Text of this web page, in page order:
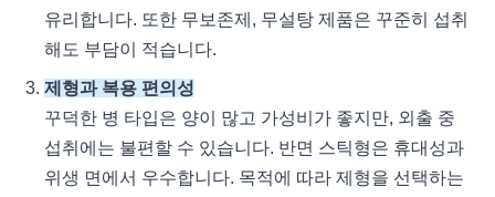
유리합니다. 또한 무보존제, 무설탕 제품은 꾸준히 섭취
해도 부담이 적습니다.
제형과 복용 편의성
꾸덕한 병 타입은 양이 많고 가성비가 좋지만, 외출 중
섭취에는 불편할 수 있습니다. 반면 스틱형은 휴대성과
위생 면에서 우수합니다. 목적에 따라 제형을 선택하는